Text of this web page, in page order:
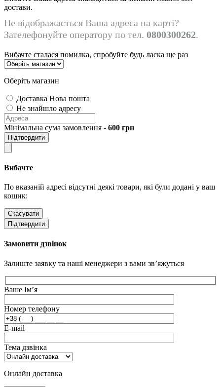
достави.
Не відображається Ваша адреса на карті?
Зателефонуйте оператору по тел. 0800300262.
Вибачте сталася помилка, спробуйте будь ласка ще раз
Оберіть магазин
Доставка Нова пошта
Не знайшло адресу
Мінімальна сума замовлення - 600 грн
Підтвердити
Вибачте
По вказаній адресі відсутні деякі товари, які були додані у ваш
кошик:
Скасувати
Підтвердити
Замовити дзвінок
Залиште заявку та наші менеджери з вами зв’яжуться
Ваше Ім’я
Номер телефону
E-mail
Тема дзвінка
Онлайн доставка